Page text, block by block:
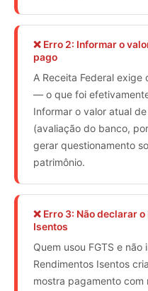
❌ Erro 2: Informar o
pago
A Receita Federal
— o que foi
Informar o valor atual
(avaliação do banco,
gerar questionamento
patrimônio.
❌ Erro 3: Não declarar
Isentos
Quem usou FGTS e
Rendimentos Isentos
mostra pagamento com